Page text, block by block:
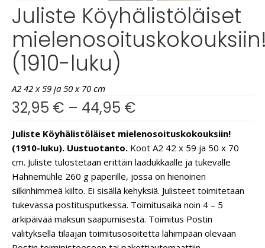
Juliste Köyhälistöläiset
(1910-luku)
A2 42 x 59 ja 50 x 70 cm
32,95 € – 44,95 €
Juliste Köyhälistöläiset mielenosoituskokouksiin!
(1910-luku). Uustuotanto. Koot A2 42 x 59 ja 50 x 70
cm. Juliste tulostetaan erittäin laadukkaalle ja tukevalle
Hahnemühle 260 g paperille, jossa on hienoinen
silkinhimmeä kiilto. Ei sisällä kehyksiä. Julisteet toimitetaan
tukevassa postitusputkessa. Toimitusaika noin 4 – 5
arkipäivää maksun saapumisesta. Toimitus Postin
välityksellä tilaajan toimitusosoitetta lähimpään olevaan